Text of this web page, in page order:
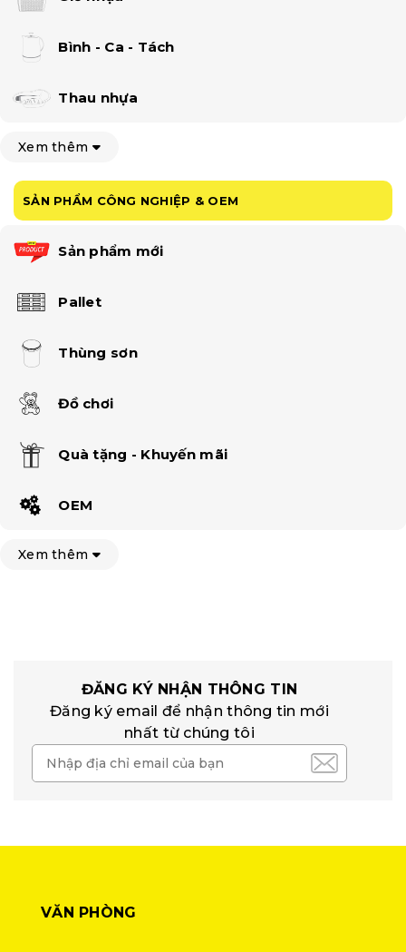
Bình - Ca - Tách
Thau nhựa
Xem thêm
SẢN PHẨM CÔNG NGHIỆP & OEM
Sản phẩm mới
Pallet
Thùng sơn
Đồ chơi
Quà tặng - Khuyến mãi
OEM
Xem thêm
ĐĂNG KÝ NHẬN THÔNG TIN
Đăng ký email để nhận thông tin mới
nhất từ chúng tôi
VĂN PHÒNG